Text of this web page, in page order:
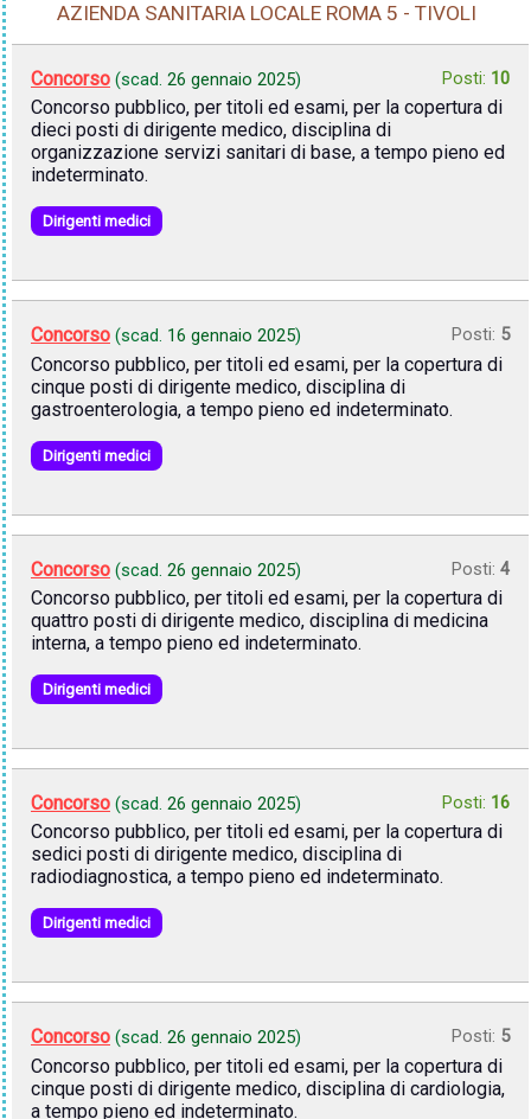
AZIENDA SANITARIA LOCALE ROMA 5 - TIVOLI
Concorso (scad. 26 gennaio 2025) Posti: 10
Concorso pubblico, per titoli ed esami, per la copertura di
dieci posti di dirigente medico, disciplina di
organizzazione servizi sanitari di base, a tempo pieno ed
indeterminato.
Dirigenti medici
Concorso (scad. 16 gennaio 2025) Posti: 5
Concorso pubblico, per titoli ed esami, per la copertura di
cinque posti di dirigente medico, disciplina di
gastroenterologia, a tempo pieno ed indeterminato.
Dirigenti medici
Concorso (scad. 26 gennaio 2025) Posti: 4
Concorso pubblico, per titoli ed esami, per la copertura di
quattro posti di dirigente medico, disciplina di medicina
interna, a tempo pieno ed indeterminato.
Dirigenti medici
Concorso (scad. 26 gennaio 2025) Posti: 16
Concorso pubblico, per titoli ed esami, per la copertura di
sedici posti di dirigente medico, disciplina di
radiodiagnostica, a tempo pieno ed indeterminato.
Dirigenti medici
Concorso (scad. 26 gennaio 2025) Posti: 5
Concorso pubblico, per titoli ed esami, per la copertura di
cinque posti di dirigente medico, disciplina di cardiologia,
a tempo pieno ed indeterminato.